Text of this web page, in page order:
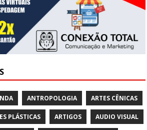
ANTROPOLOGIA ARTES CÊNICAS
PLÁSTICAS ARTIGOS AUDIO VISUAL